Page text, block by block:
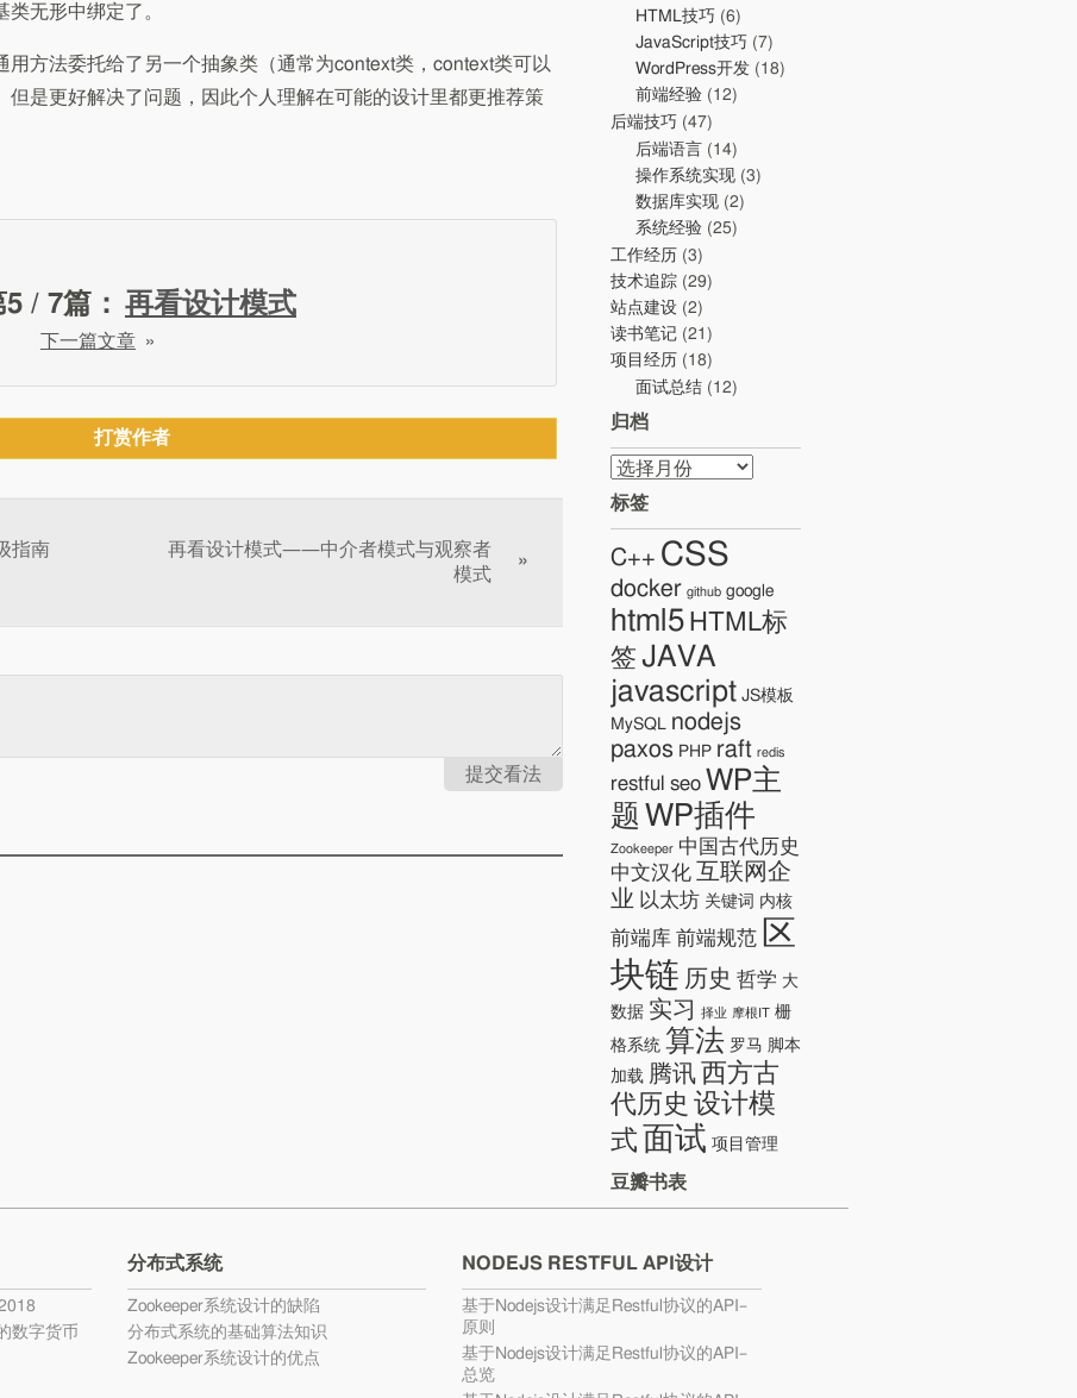
无形中绑定了。
方法委托给了另一个抽象类（通常为context类，context类可以
但是更好解决了问题，因此个人理解在可能的设计里都更推荐策
/ 7篇： 再看设计模式
下一篇文章 »
打赏作者
指南
再看设计模式——中介者模式与观察者
模式
»
提交看法
HTML技巧 (6)
JavaScript技巧 (7)
WordPress开发 (18)
前端经验 (12)
后端技巧 (47)
后端语言 (14)
操作系统实现 (3)
数据库实现 (2)
系统经验 (25)
工作经历 (3)
技术追踪 (29)
站点建设 (2)
读书笔记 (21)
项目经历 (18)
面试总结 (12)
归档
归
档
标签
C++ CSS
docker github google
html5 HTML标
签 JAVA
javascript JS模板
MySQL nodejs
paxos PHP raft redis
restful seo WP主
题 WP插件
Zookeeper 中国古代历史
中文汉化 互联网企
业 以太坊 关键词 内核
前端库 前端规范 区
块链 历史 哲学 大
数据 实习 择业 摩根IT 栅
格系统 算法 罗马 脚本
加载 腾讯 西方古
代历史 设计模
式 面试 项目管理
豆瓣书表
数字货币
分布式系统
Zookeeper系统设计的缺陷
分布式系统的基础算法知识
Zookeeper系统设计的优点
NODEJS RESTFUL API设计
基于Nodejs设计满足Restful协议的API–
原则
基于Nodejs设计满足Restful协议的API–
总览